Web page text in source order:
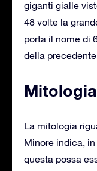
giganti gialle
48 volte la
porta il nome di
della
Mitologia
La mitologia
Minore indica,
questa possa